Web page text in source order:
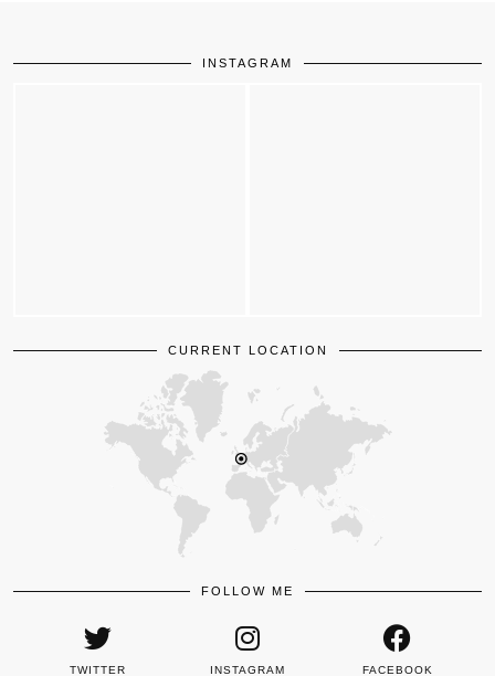
INSTAGRAM
CURRENT LOCATION
FOLLOW ME
TWITTER INSTAGRAM FACEBOOK